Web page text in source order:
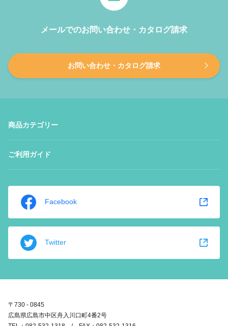
メールでのお問い合わせ・カタログ請求
お問い合わせ・カタログ請求
商品カテゴリー
ご利用ガイド
Facebook
Twitter
〒730 - 0845
広島県広島市中区舟入川口町4番2号